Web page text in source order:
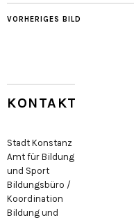
VORHERIGES BILD
KONTAKT
Stadt Konstanz
Amt für Bildung
und Sport
Bildungsbüro /
Koordination
Bildung und